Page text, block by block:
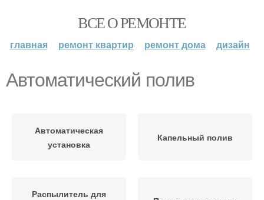
ВСЕ О РЕМОНТЕ
главная ремонт квартир ремонт дома дизайн
Автоматический полив
Автоматическая
установка
Капельный полив
Распылитель для